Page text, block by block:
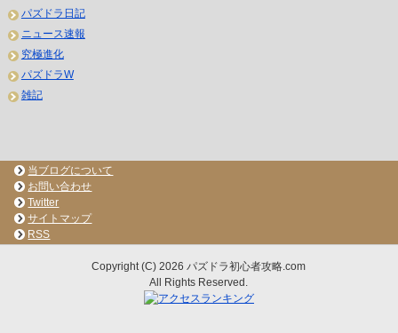
パズドラ日記
ニュース速報
究極進化
パズドラW
雑記
当ブログについて
お問い合わせ
Twitter
サイトマップ
RSS
Copyright (C) 2026 パズドラ初心者攻略.com
All Rights Reserved.